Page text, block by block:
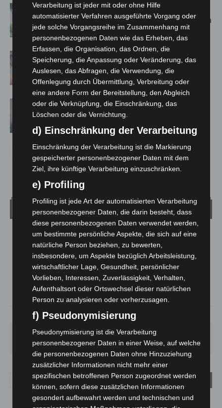
Schwarz Digits und Zscaler starten
souveräne Cloud-Sicherheitsplattform
für Europa
Warn-App: Jeder Zweite weiß nach
Handy-Warnung nicht, was zu tun ist
Cyberkriminalität in Niedersachsen
bleibt auf hohem Niveau
Wetter
LANGENHAGEN
13.9°C 15.5°
13.3°
90% 1m/s
SA.
27°
SO.
34°
MO.
27°
DI.
23° 20°
Verarbeitung ist jeder mit oder ohne Hilfe
automatisierter Verfahren ausgeführte Vorgang oder
jede solche Vorgangsreihe im Zusammenhang mit
personenbezogenen Daten wie das Erheben, das
Erfassen, die Organisation, das Ordnen, die
Speicherung, die Anpassung oder Veränderung, das
Auslesen, das Abfragen, die Verwendung, die
Offenlegung durch Übermittlung, Verbreitung oder
eine andere Form der Bereitstellung, den Abgleich
oder die Verknüpfung, die Einschränkung, das
Löschen oder die Vernichtung.
d) Einschränkung der Verarbeitung
Einschränkung der Verarbeitung ist die Markierung
gespeicherter personenbezogener Daten mit dem
Ziel, ihre künftige Verarbeitung einzuschränken.
e) Profiling
Profiling ist jede Art der automatisierten Verarbeitung
personenbezogener Daten, die darin besteht, dass
diese personenbezogenen Daten verwendet werden,
um bestimmte persönliche Aspekte, die sich auf eine
natürliche Person beziehen, zu bewerten,
insbesondere, um Aspekte bezüglich Arbeitsleistung,
wirtschaftlicher Lage, Gesundheit, persönlicher
Vorlieben, Interessen, Zuverlässigkeit, Verhalten,
Aufenthaltsort oder Ortswechsel dieser natürlichen
Person zu analysieren oder vorherzusagen.
f) Pseudonymisierung
Pseudonymisierung ist die Verarbeitung
personenbezogener Daten in einer Weise, auf welche
die personenbezogenen Daten ohne Hinzuziehung
zusätzlicher Informationen nicht mehr einer
spezifischen betroffenen Person zugeordnet werden
können, sofern diese zusätzlichen Informationen
gesondert aufbewahrt werden und technischen und